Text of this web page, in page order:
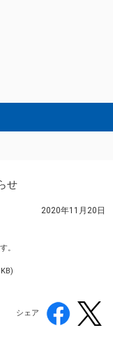
せ
2020年11月20日
。
シェア